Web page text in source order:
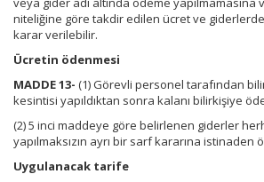
niteliğine göre takdir edilen ücret ve giderlerde
karar verilebilir.
Ücretin ödenmesi
MADDE 13- (1) Görevli personel tarafından
kesintisi yapıldıktan sonra kalanı bilirkişiye
(2) 5 inci maddeye göre belirlenen giderler
yapılmaksızın ayrı bir sarf kararına istinaden
Uygulanacak tarife